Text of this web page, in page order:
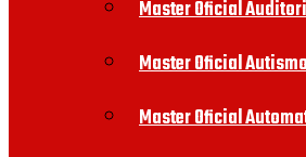
Master Oficial
Master Oficial
Master Oficial